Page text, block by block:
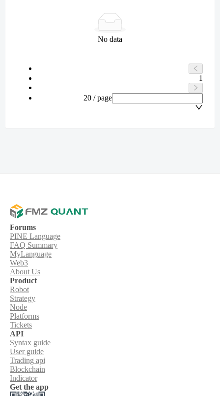
No data
1
20 / page
Forums
PINE Language
FAQ Summary
MyLanguage
Web3
About Us
Product
Robot
Strategy
Node
Platforms
Tickets
API
Syntax guide
User guide
Trading api
Blockchain
Indicator
Get the app